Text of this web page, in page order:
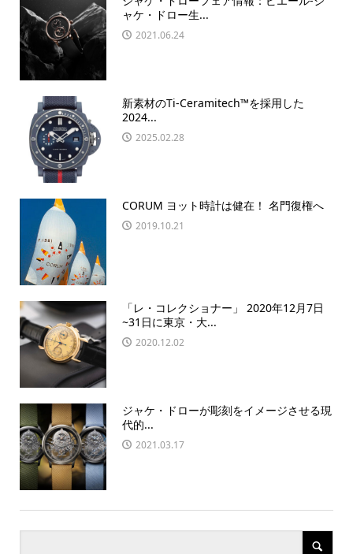
ャケ・ドロー生...
2021.06.24
新素材のTi-Ceramitech™️を採用した
2024...
2025.02.28
CORUM ヨット時計は健在！ 名門復権へ
2019.10.21
「レ・コレクショナー」 2020年12月7日
~31日に東京・大...
2020.12.02
ジャケ・ドローが彫刻をイメージさせる現
代的...
2021.03.17